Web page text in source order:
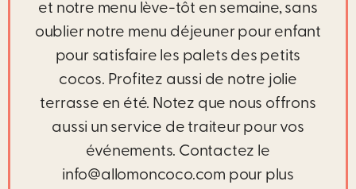
et notre menu lève-tôt en semaine, sans
oublier notre menu déjeuner pour enfant
pour satisfaire les palets des petits
cocos. Profitez aussi de notre jolie
terrasse en été. Notez que nous offrons
aussi un service de traiteur pour vos
événements. Contactez le
info@allomoncoco.com pour plus